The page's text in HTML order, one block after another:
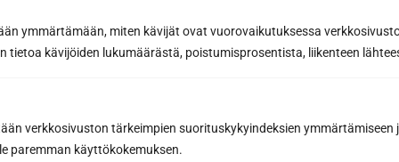
ymmärtämään, miten kävijät ovat vuorovaikutuksessa
tietoa kävijöiden lukumäärästä, poistumisprosentista, liikenteen
verkkosivuston tärkeimpien suorituskykyindeksien ymmärtämiseen
paremman käyttökokemuksen.
Öppettider: mån-fre 10-16. Övriga tider enligt
överenskommelse.